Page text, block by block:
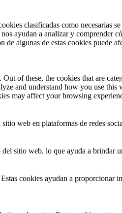
clasificadas como necesarias
ayudan a analizar y comprender
algunas de estas cookies puede
of these, the cookies that are
and understand how you use
may affect your browsing
web en plataformas de redes
sitio web, lo que ayuda a brindar
cookies ayudan a proporcionar